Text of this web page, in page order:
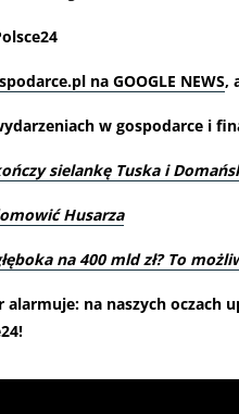
na GOOGLE NEWS,
w gospodarce i
sielankę Tuska i
Husarza
na 400 mld zł? To
alarmuje: na naszych oczach